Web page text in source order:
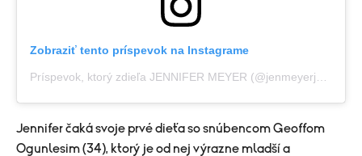
Zobraziť tento príspevok na Instagrame
Jennifer čaká svoje prvé dieťa so snúbencom Geoffom
Ogunlesim (34), ktorý je od nej výrazne mladší a